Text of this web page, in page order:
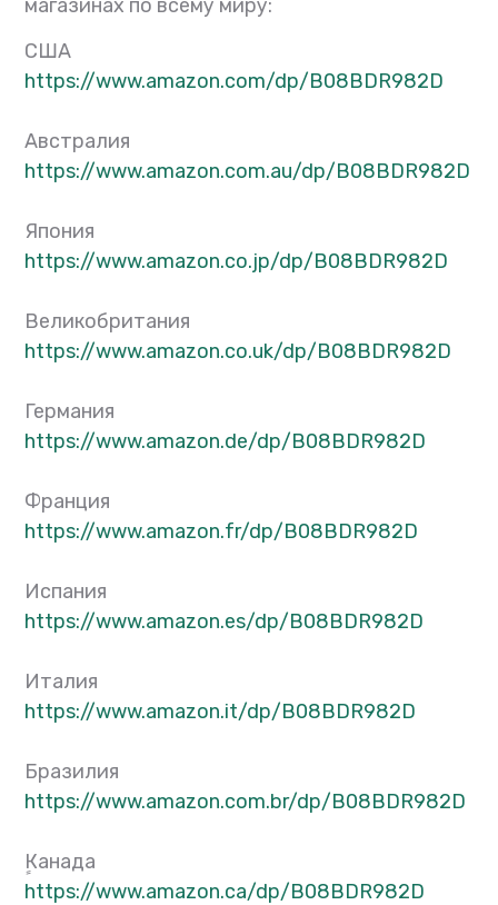
магазинах по всему миру:
США
https://www.amazon.com/dp/B08BDR982D
Австралия
https://www.amazon.com.au/dp/B08BDR982D
Япония
https://www.amazon.co.jp/dp/B08BDR982D
Великобритания
https://www.amazon.co.uk/dp/B08BDR982D
Германия
https://www.amazon.de/dp/B08BDR982D
Франция
https://www.amazon.fr/dp/B08BDR982D
Испания
https://www.amazon.es/dp/B08BDR982D
Италия
https://www.amazon.it/dp/B08BDR982D
Бразилия
https://www.amazon.com.br/dp/B08BDR982D
ٍКанада
https://www.amazon.ca/dp/B08BDR982D